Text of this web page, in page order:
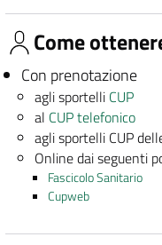
Come
Con prenotazione
agli sportelli CUP
al CUP telefonico
agli sportelli CUP
Online dai seguenti
Fascicolo Sanitario
Cupweb